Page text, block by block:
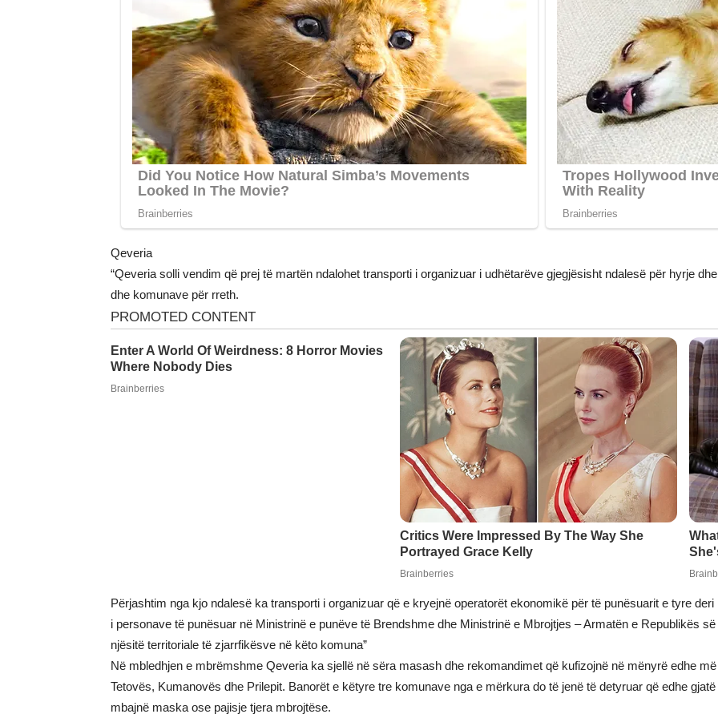
Qeveria
“Qeveria solli vendim që prej të martën ndalohet transporti i organizuar i udhëtarëve gjegjësisht ndalesë për hyrje
dhe komunave për rreth.
Përjashtim nga kjo ndalesë ka transporti i organizuar që e kryejnë operatorët ekonomikë për të punësuarit e tyre
i personave të punësuar në Ministrinë e punëve të Brendshme dhe Ministrinë e Mbrojtjes – Armatën e Republikës
njësitë territoriale të zjarrfikësve në këto komuna”
Në mbledhjen e mbrëmshme Qeveria ka sjellë në sëra masash dhe rekomandimet që kufizojnë në mënyrë edhe
Tetovës, Kumanovës dhe Prilepit. Banorët e këtyre tre komunave nga e mërkura do të jenë të detyruar që edhe
mbajnë maska ose pajisje tjera mbrojtëse.